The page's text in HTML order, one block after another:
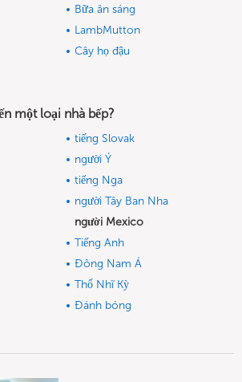
Bữa ăn sáng
LambMutton
Cây họ đậu
một loại nhà bếp?
tiếng Slovak
người Ý
tiếng Nga
người Tây Ban Nha
người Mexico
Tiếng Anh
Đông Nam Á
Thổ Nhĩ Kỳ
Đánh bóng